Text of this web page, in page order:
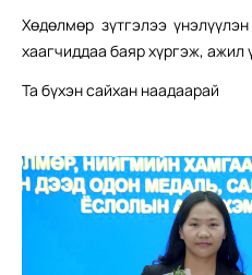
Хөдөлмөр зүтгэлээ
хаагчиддаа баяр хүргэж, ажил
Та бүхэн сайхан наадаарай